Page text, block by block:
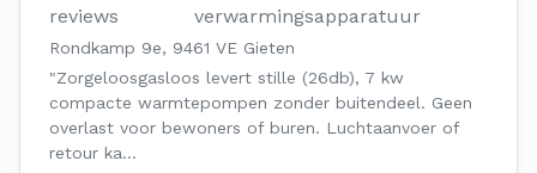
reviews
verwarmingsapparatuur
Rondkamp 9e, 9461 VE Gieten
"Zorgeloosgasloos levert stille (26db), 7 kw
compacte warmtepompen zonder buitendeel. Geen
overlast voor bewoners of buren. Luchtaanvoer of
retour ka…